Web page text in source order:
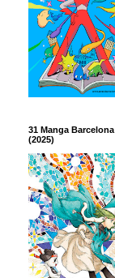
31 Manga Barcelona
(2025)